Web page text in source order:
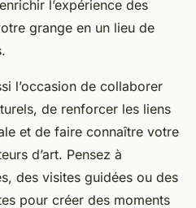
l’expérience des
grange en un lieu de
l’occasion de collaborer
de renforcer les liens
et de faire connaître votre
d’art. Pensez à
des visites guidées ou des
pour créer des moments